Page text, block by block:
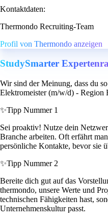
Kontaktdaten:
Thermondo Recruiting-Team
Profil von Thermondo anzeigen
StudySmarter
Wir sind der Meinung, dass du
Elektromeister (m/w/d) - Region
✨Tipp Nummer 1
Sei proaktiv! Nutze dein
Branche arbeiten. Oft erfährt
persönliche Kontakte, bevor sie
✨Tipp Nummer 2
Bereite dich gut auf das
thermondo, unsere Werte und
technischen Fähigkeiten hast,
Unternehmenskultur passt.